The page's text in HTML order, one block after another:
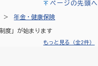
ページの先頭へ
年金・健康保険
度」が始まります
もっと見る（全2件）